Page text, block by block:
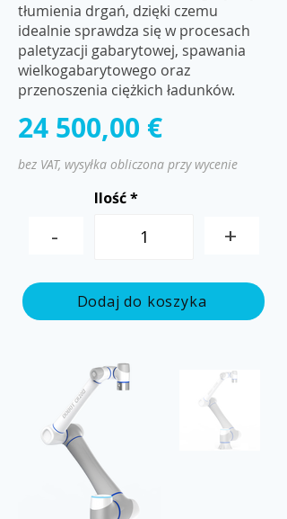
tłumienia drgań, dzięki czemu
idealnie sprawdza się w procesach
paletyzacji gabarytowej, spawania
wielkogabarytowego oraz
przenoszenia ciężkich ładunków.
24 500,00 €
bez VAT, wysyłka obliczona przy wycenie
-
Ilość
+
Dodaj do koszyka